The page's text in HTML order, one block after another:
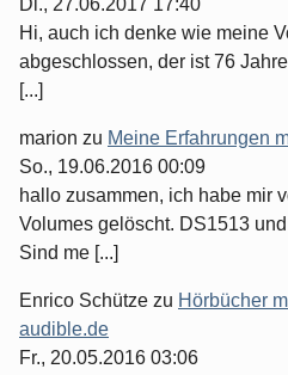
Di., 27.06.2017 17:40
Hi, auch ich denke wie meine
abgeschlossen, der ist 76
[...]
marion zu Meine Erfahrungen
So., 19.06.2016 00:09
hallo zusammen, ich habe mir
Volumes gelöscht. DS1513
Sind me [...]
Enrico Schütze zu Hörbücher
audible.de
Fr., 20.05.2016 03:06